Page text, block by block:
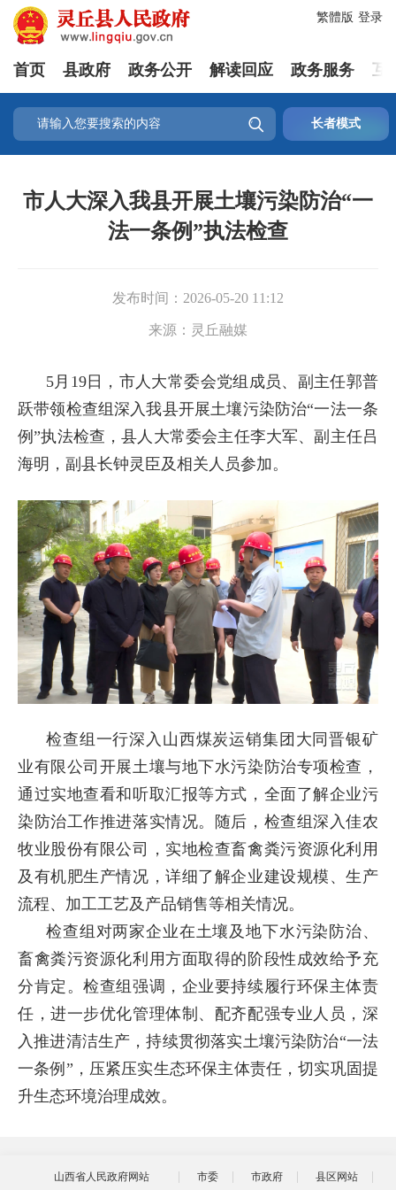
登录
繁體版
首页 县政府 政务公开 解读回应 政务服务 互
 长者模式
市人大深入我县开展土壤污染防治“一
法一条例”执法检查
发布时间： 2026-05-20 11:12
来源： 灵丘融媒
5月19日，市人大常委会党组成员、副主任郭普
跃带领检查组深入我县开展土壤污染防治“一法一条
例”执法检查，县人大常委会主任李大军、副主任吕
海明，副县长钟灵臣及相关人员参加。
检查组一行深入山西煤炭运销集团大同晋银矿
业有限公司开展土壤与地下水污染防治专项检查，
通过实地查看和听取汇报等方式，全面了解企业污
染防治工作推进落实情况。随后，检查组深入佳农
牧业股份有限公司，实地检查畜禽粪污资源化利用
及有机肥生产情况，详细了解企业建设规模、生产
流程、加工工艺及产品销售等相关情况。
检查组对两家企业在土壤及地下水污染防治、
畜禽粪污资源化利用方面取得的阶段性成效给予充
分肯定。检查组强调，企业要持续履行环保主体责
任，进一步优化管理体制、配齐配强专业人员，深
入推进清洁生产，持续贯彻落实土壤污染防治“一法
一条例”，压紧压实生态环保主体责任，切实巩固提
升生态环境治理成效。
山西省人民政府网站 市委 市政府 县区网站